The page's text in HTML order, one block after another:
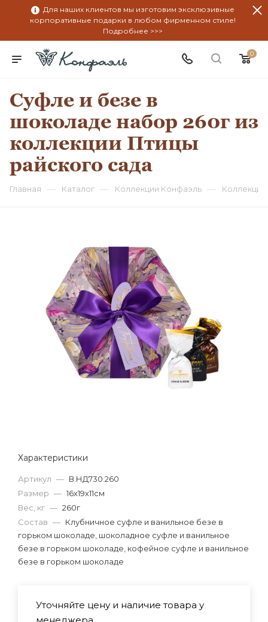
Для наших клиентов мы изготовим эксклюзивные
корпоративные подарки в любом фирменном стиле!
Подробнее >>>
0
Суфле и безе в
шоколаде набор 260г из
коллекции Птицы
райского сада
Главная — Каталог — Коллекции Конфаэль —
Характеристики
Артикул — В.НД730.260
Размер — 16х19х11см
Вес, кг — 260г
Состав — Клубничное суфле и ванильное безе в
горьком шоколаде, шоколадное суфле и ванильное
безе в горьком шоколаде, кофейное суфле и ванильное
безе в горьком шоколаде
Уточняйте цену и наличие товара у